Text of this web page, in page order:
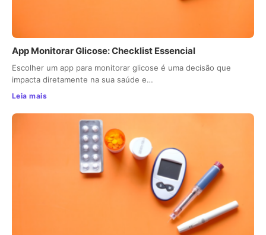
App Monitorar Glicose: Checklist Essencial
Escolher um app para monitorar glicose é uma decisão que
impacta diretamente na sua saúde e…
Leia mais